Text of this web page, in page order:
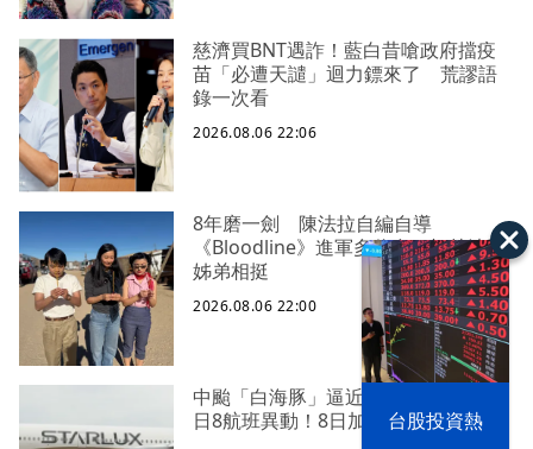
以色列 穹頂
之下
台股投資熱
慈濟買BNT遇詐！藍白昔嗆政府擋疫
苗「必遭天譴」迴力鏢來了 荒謬語
錄一次看
2026.08.06 22:06
8年磨一劍 陳法拉自編自導
《Bloodline》進軍多倫多 柯林法洛
姊弟相挺
2026.08.06 22:00
中颱「白海豚」逼近北台灣 星宇台
日8航班異動！8日加開疏運